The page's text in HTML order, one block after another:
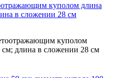
куполом длина
в сложении 28 см